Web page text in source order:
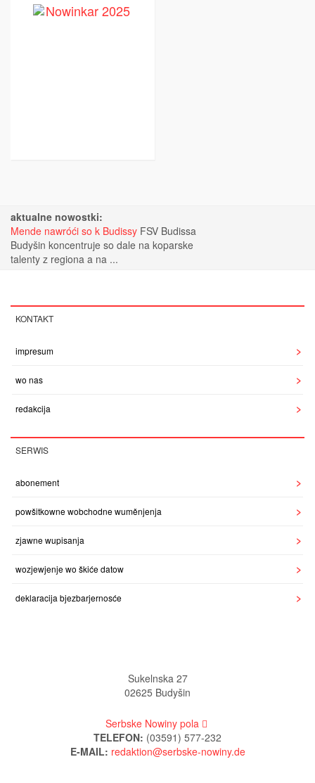
aktualne nowostki:
Mende nawróći so k Budissy FSV Budissa
Budyšin koncentruje so dale na koparske
talenty z regiona a na ...
KONTAKT
impresum
wo nas
redakcija
SERWIS
abonement
powšitkowne wobchodne wuměnjenja
zjawne wupisanja
wozjewjenje wo škiće datow
deklaracija bjezbarjernosće
Sukelnska 27
02625 Budyšin
Serbske Nowiny pola
TELEFON: (03591) 577-232
E-MAIL: